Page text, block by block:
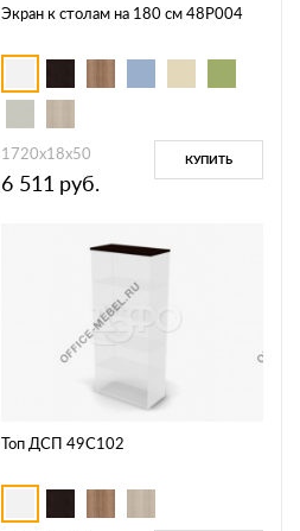
Экран к столам на 180 см 48P004
1720х18х50
6 511 руб.
КУПИТЬ
Топ ДСП 49C102